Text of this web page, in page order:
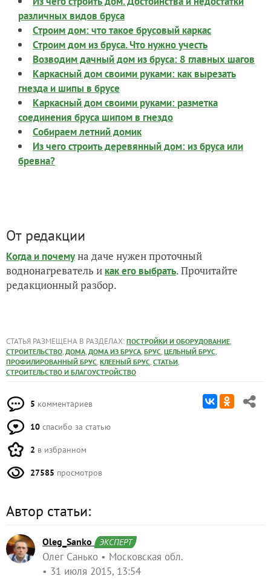
различных видов бруса
Строим дом: что такое брусовый каркас
Строим дом из бруса. Что нужно учесть
Возводим дачный дом из бруса: 8 главных шагов
Каркасный дом своими руками: как вырезать
гнезда и шипы в брусе
Каркасный дом своими руками: разметка
соединения бруса шипом в гнездо
Собираем летний домик
Из чего строить деревянный дом: из бруса или
бревна?
От редакции
Когда и почемуна даче нужен проточный
воднонагреватель и как его выбрать. Прочитайте
редакционный разбор.
СТАТЬЯ РАЗМЕЩЕНА В РАЗДЕЛАХ: ПОСТРОЙКИ И ОБОРУДОВАНИЕ,
СТРОИТЕЛЬСТВО, ДОМА, ДОМА ИЗ БРУСА, БРУС, ЦЕЛЬНЫЙ БРУС,
ПРОФИЛИРОВАННЫЙ БРУС, КЛЕЕНЫЙ БРУС, СТАТЬИ,
СТРОИТЕЛЬСТВО И БЛАГОУСТРОЙСТВО
5 комментариев
10 спасибо за статью
2 в избранном
27585 просмотров
Автор статьи:
Oleg_Sanko ЭКСПЕРТ
Олег Санько
Московская обл.
31 июля 2015, 13:54